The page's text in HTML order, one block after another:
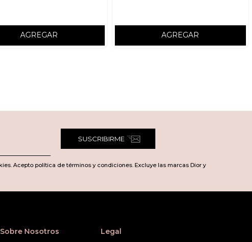
AGREGAR AGREGAR
SUSCRIBIRME
Acepto política de términos y condiciones. Excluye las marcas Dior y
Sobre Nosotros
Legal